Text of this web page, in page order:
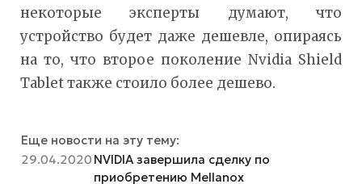
некоторые эксперты думают, что
устройство будет даже дешевле, опираясь
на то, что второе поколение Nvidia Shield
Tablet также стоило более дешево.
Еще новости на эту тему:
29.04.2020 NVIDIA завершила сделку по
приобретению Mellanox